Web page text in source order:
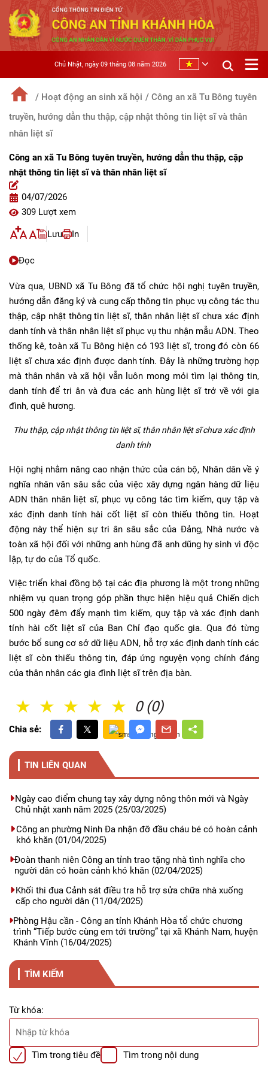
Chủ Nhật, ngày 09 tháng 08 năm 2026
/ Hoạt động an sinh xã hội / Công an xã Tu Bông tuyên
truyền, hướng dẫn thu thập, cập nhật thông tin liệt sĩ và thân
nhân liệt sĩ
Công an xã Tu Bông tuyên truyền, hướng dẫn thu thập, cập
nhật thông tin liệt sĩ và thân nhân liệt sĩ
04/07/2026
309 Lượt xem
Lưu In
Đọc
Vừa qua, UBND xã Tu Bông đã tổ chức hội nghị tuyên truyền,
hướng dẫn đăng ký và cung cấp thông tin phục vụ công tác thu
thập, cập nhật thông tin liệt sĩ, thân nhân liệt sĩ chưa xác định
danh tính và thân nhân liệt sĩ phục vụ thu nhận mẫu ADN. Theo
thống kê, toàn xã Tu Bông hiện có 193 liệt sĩ, trong đó còn 66
liệt sĩ chưa xác định được danh tính. Đây là những trường hợp
mà thân nhân và xã hội vẫn luôn mong mỏi tìm lại thông tin,
danh tính để tri ân và đưa các anh hùng liệt sĩ trở về với gia
đình, quê hương.
Thu thập, cập nhật thông tin liệt sĩ, thân nhân liệt sĩ chưa xác định
danh tính
Hội nghị nhằm nâng cao nhận thức của cán bộ, Nhân dân về ý
nghĩa nhân văn sâu sắc của việc xây dựng ngân hàng dữ liệu
ADN thân nhân liệt sĩ, phục vụ công tác tìm kiếm, quy tập và
xác định danh tính hài cốt liệt sĩ còn thiếu thông tin. Hoạt
động này thể hiện sự tri ân sâu sắc của Đảng, Nhà nước và
toàn xã hội đối với những anh hùng đã anh dũng hy sinh vì độc
lập, tự do của Tổ quốc.
Việc triển khai đồng bộ tại các địa phương là một trong những
nhiệm vụ quan trọng góp phần thực hiện hiệu quả Chiến dịch
500 ngày đêm đẩy mạnh tìm kiếm, quy tập và xác định danh
tính hài cốt liệt sĩ của Ban Chỉ đạo quốc gia. Qua đó từng
bước bổ sung cơ sở dữ liệu ADN, hỗ trợ xác định danh tính các
liệt sĩ còn thiếu thông tin, đáp ứng nguyện vọng chính đáng
của thân nhân các gia đình liệt sĩ trên địa bàn.
0 (0)
5 Sao
4 Sao
3 Sao
2 Sao
1 Sao
Chia sẻ:
TIN LIÊN QUAN
Ngày cao điểm chung tay xây dựng nông thôn mới và Ngày
Chủ nhật xanh năm 2025 (25/03/2025)
Công an phường Ninh Đa nhận đỡ đầu cháu bé có hoàn cảnh
khó khăn(01/04/2025)
Đoàn thanh niên Công an tỉnh trao tặng nhà tình nghĩa cho
người dân có hoàn cảnh khó khăn (02/04/2025)
Khối thi đua Cảnh sát điều tra hỗ trợ sửa chữa nhà xuống
cấp cho người dân(11/04/2025)
Phòng Hậu cần - Công an tỉnh Khánh Hòa tổ chức chương
trình “Tiếp bước cùng em tới trường” tại xã Khánh Nam, huyện
Khánh Vĩnh(16/04/2025)
TÌM KIẾM
Từ khóa:
Tìm trong tiêu đề Tìm trong nội dung